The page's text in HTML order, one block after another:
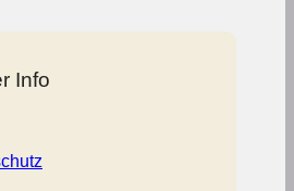
Info